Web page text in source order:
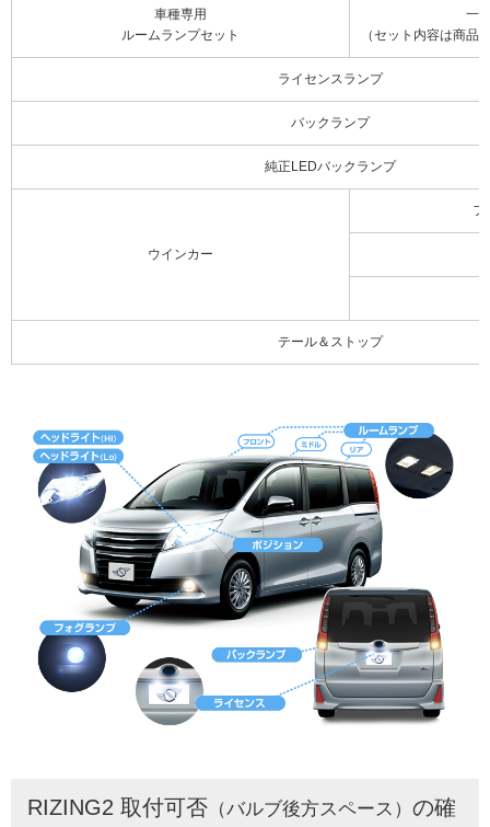
車種専用
ルームランプセット
一
（セット内容は商品
ライセンスランプ
バックランプ
純正LEDバックランプ
ウインカー
フ
テール＆ストップ
RIZING2 取付可否 （バルブ後方スペース） の確